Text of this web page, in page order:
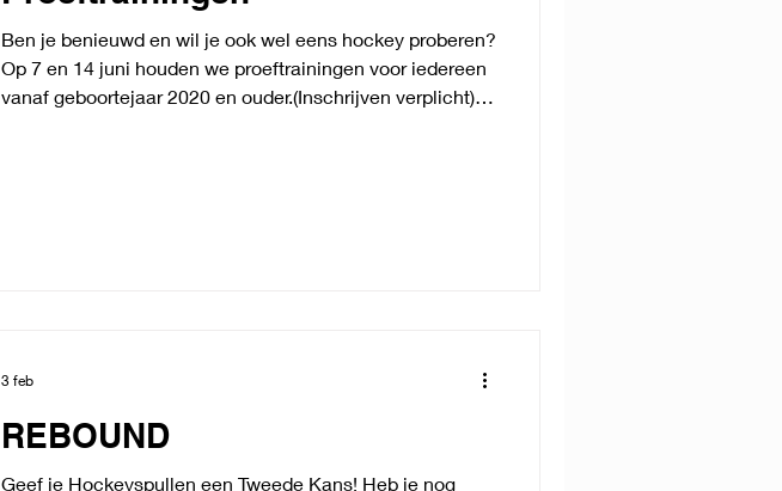
Ben je benieuwd en wil je ook wel eens hockey proberen?
Op 7 en 14 juni houden we proeftrainingen voor iedereen
vanaf geboortejaar 2020 en ouder.(Inschrijven verplicht)
REBOUND
Geef je Hockeyspullen een Tweede Kans! Heb je nog
3 feb